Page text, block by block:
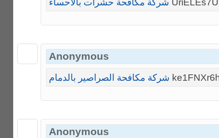
Anonymous
شركة مكافحة الصراصير بالدمام
Anonymous